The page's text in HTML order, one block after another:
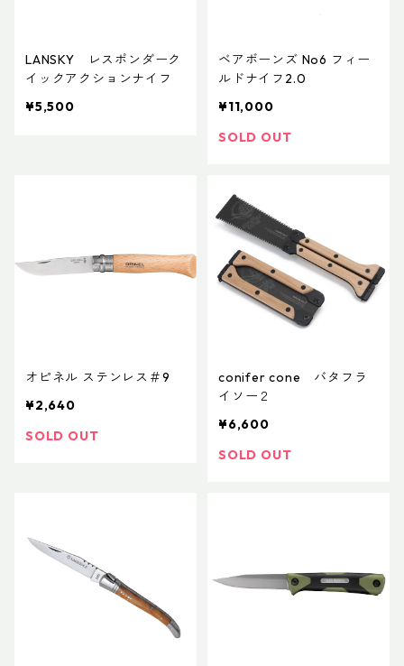
LANSKY レスポンダーク
イックアクションナイフ
¥5,500
ベアボーンズ No6 フィー
ルドナイフ2.0
¥11,000
SOLD OUT
オピネル ステンレス＃9
¥2,640
SOLD OUT
conifer cone バタフラ
イソー２
¥6,600
SOLD OUT